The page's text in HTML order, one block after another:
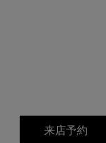
来店予約